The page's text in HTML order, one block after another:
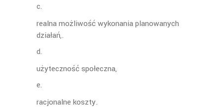
realna możliwość wykonania planowanych
działań,.
użyteczność społeczna,
racjonalne koszty.